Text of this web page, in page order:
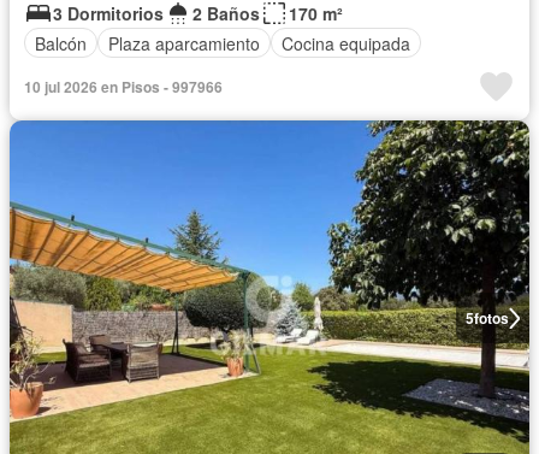
3 Dormitorios
2 Baños
170 m²
Balcón
Plaza aparcamiento Cocina equipada
10 jul 2026 en Pisos - 997966
5fotos